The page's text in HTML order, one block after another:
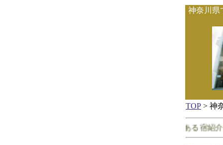
神奈川県
TOP > 神
神奈川県で客室に露天風呂がある宿紹介。紹